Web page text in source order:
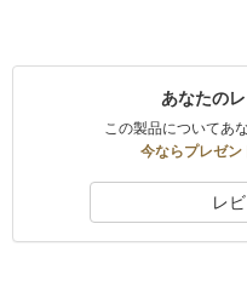
あなたの
この製品についてあ
今ならプレゼン
レ